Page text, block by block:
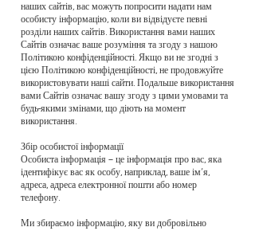
наших сайтів, вас можуть попросити надати нам
особисту інформацію, коли ви відвідуєте певні
розділи наших сайтів. Використання вами наших
Сайтів означає ваше розуміння та згоду з нашою
Політикою конфіденційності. Якщо ви не згодні з
цією Політикою конфіденційності, не продовжуйте
використовувати наші сайти. Подальше використання
вами Сайтів означає вашу згоду з цими умовами та
будь-якими змінами, що діють на момент
використання.
Збір особистої інформації
Особиста інформація – це інформація про вас, яка
ідентифікує вас як особу, наприклад, ваше ім’я,
адреса, адреса електронної пошти або номер
телефону.
Ми збираємо інформацію, яку ви добровільно